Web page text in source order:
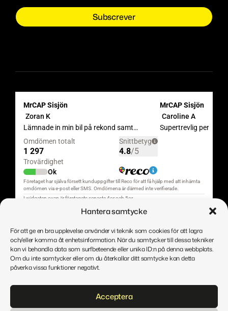
Hantera samtycke
För att ge en bra upplevelse använder vi teknik som cookies för att lagra
och/eller komma åt enhetsinformation. När du samtycker till dessa tekniker
kan vi behandla data som surfbeteende eller unika ID:n på denna webbplats.
Om du inte samtycker eller om du återkallar ditt samtycke kan detta
påverka vissa funktioner negativt.
Acceptera
Direitos de autor © MrCAP